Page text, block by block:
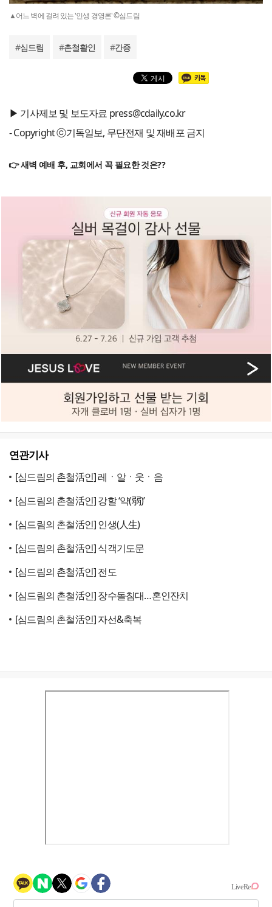
▲어느 벽에 걸려 있는 '인생 경영론' ©심드림
#심드림 #촌철활인 #간증
▶ 기사제보 및 보도자료 press@cdaily.co.kr
- Copyright ⓒ기독일보, 무단전재 및 재배포 금지
👉 새벽 예배 후, 교회에서 꼭 필요한 것은??
연관기사
[심드림의 촌철活인] 레ㆍ알ㆍ웃ㆍ음
[심드림의 촌철活인] 강할 ‘약(弱)’
[심드림의 촌철活인] 인생(人生)
[심드림의 촌철活인] 식객기도문
[심드림의 촌철活인] 전도
[심드림의 촌철活인] 장수돌침대…혼인잔치
[심드림의 촌철活인] 자선&축복